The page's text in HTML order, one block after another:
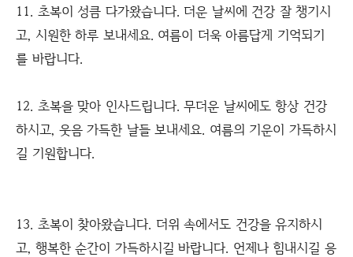
11. 초복이 성큼 다가왔습니다. 더운 날씨에 건강 잘 챙기시
고, 시원한 하루 보내세요. 여름이 더욱 아름답게 기억되기
를 바랍니다.
12. 초복을 맞아 인사드립니다. 무더운 날씨에도 항상 건강
하시고, 웃음 가득한 날들 보내세요. 여름의 기운이 가득하시
길 기원합니다.
13. 초복이 찾아왔습니다. 더위 속에서도 건강을 유지하시
고, 행복한 순간이 가득하시길 바랍니다. 언제나 힘내시길 응